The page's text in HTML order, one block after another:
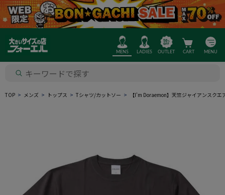
MENS LADIES OUTLET CART MENU
TOP メンズ トップス Tシャツ/カットソー 【I'm Doraemon】天竺ジャイアンスク